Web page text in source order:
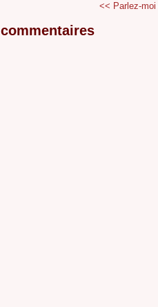
<< Parlez-moi
commentaires